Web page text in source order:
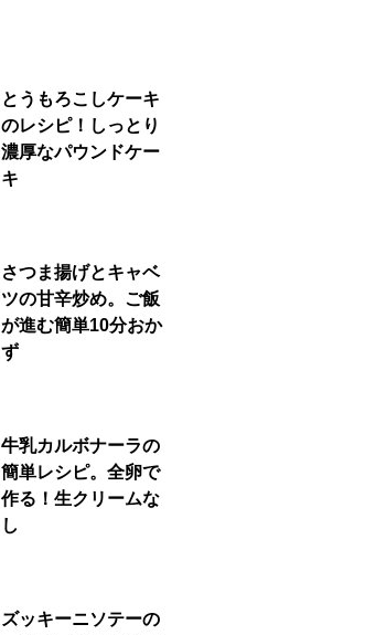
とうもろこしケーキ
のレシピ！しっとり
濃厚なパウンドケー
キ
さつま揚げとキャベ
ツの甘辛炒め。ご飯
が進む簡単10分おか
ず
牛乳カルボナーラの
簡単レシピ。全卵で
作る！生クリームな
し
ズッキーニソテーの